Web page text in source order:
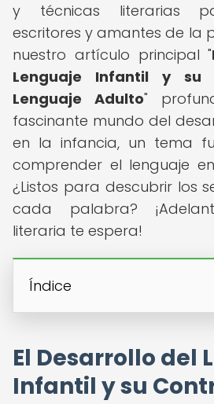
y técnicas literarias
escritores y amantes de la
nuestro artículo principal "
Lenguaje Infantil y su
Lenguaje Adulto"
fascinante mundo del
en la infancia, un tema
comprender el lenguaje
¿Listos para descubrir los
cada palabra?
literaria te espera!
Índice
El Desarrollo del
Infantil y su